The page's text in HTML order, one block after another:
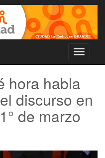
Toggle
hora habla
discurso en
de marzo